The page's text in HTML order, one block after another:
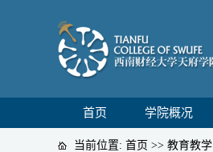
首页 学院概况
当前位置: 首页 >> 教育教学